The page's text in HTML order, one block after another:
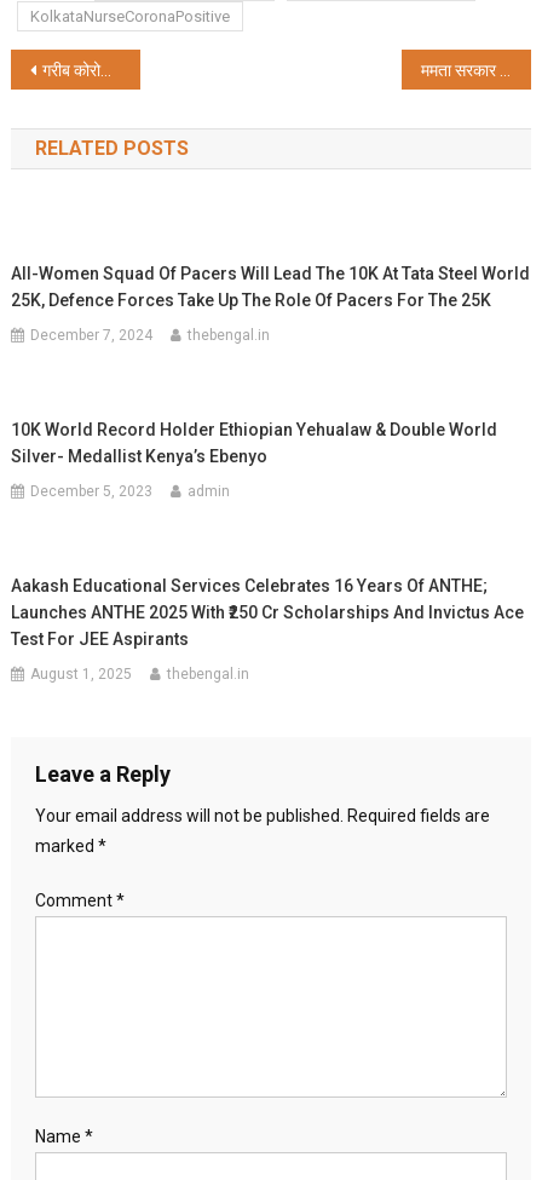
KolkataNurseCoronaPositive
Post
navigation
गरीब कोरोना रोगियों को घर-घर खाना पहुंचाएगी ममता सरकार, मुख्य सचिव ने दिया निर्देश
RELATED POSTS
All-Women Squad Of Pacers Will Lead The 10K At Tata Steel World
25K, Defence Forces Take Up The Role Of Pacers For The 25K
December 7, 2024 thebengal.in
10K World Record Holder Ethiopian Yehualaw & Double World
Silver- Medallist Kenya’s Ebenyo
December 5, 2023 admin
Aakash Educational Services Celebrates 16 Years Of ANTHE;
Launches ANTHE 2025 With ₹250 Cr Scholarships And Invictus Ace
Test For JEE Aspirants
August 1, 2025 thebengal.in
Leave a Reply
Your email address will not be published.
Required fields are
marked *
Comment*
Name *